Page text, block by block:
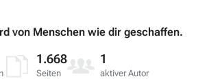
von Menschen wie dir geschaffen.
1.668
Seiten
1
aktiver Autor